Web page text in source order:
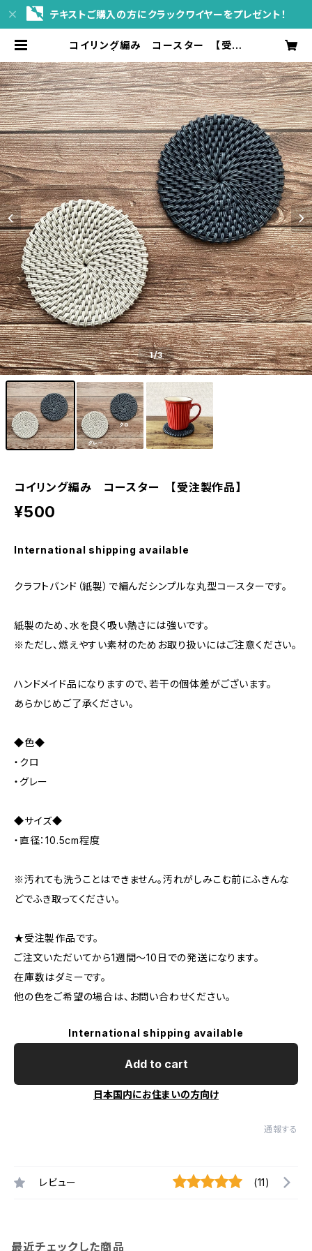
テキストご購入の方にクラックワイヤーをプレゼント！
コイリング編み コースター 【受注
1/3
コイリング編み コースター 【受注製作品】
¥500
International shipping available
クラフトバンド（紙製）で編んだシンプルな丸型コースターです。
紙製のため、水を良く吸い熱さには強いです。
※ただし、燃えやすい素材のためお取り扱いにはご注意ください。
ハンドメイド品になりますので、若干の個体差がございます。
あらかじめご了承ください。
◆色◆
・クロ
・グレー
◆サイズ◆
・直径：10.5cm程度
※汚れても洗うことはできません。汚れがしみこむ前にふきんな
どでふき取ってください。
★受注製作品です。
ご注文いただいてから1週間～10日での発送になります。
在庫数はダミーです。
他の色をご希望の場合は、お問い合わせください。
International shipping available
Add to cart
日本国内にお住まいの方向け
通報する
レビュー (11)
最近チェックした商品